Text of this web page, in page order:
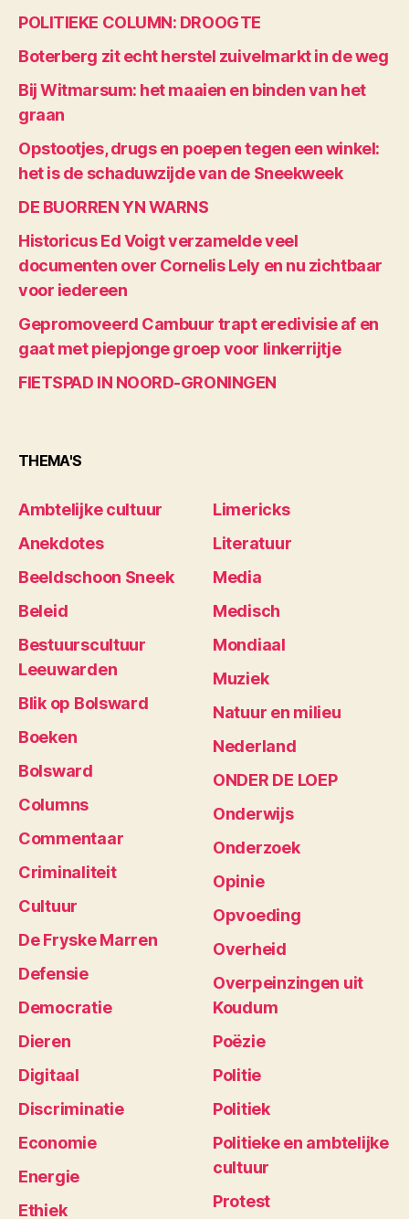
POLITIEKE COLUMN: DROOGTE
Boterberg zit echt herstel zuivelmarkt in de weg
Bij Witmarsum: het maaien en binden van het
graan
Opstootjes, drugs en poepen tegen een winkel:
het is de schaduwzijde van de Sneekweek
DE BUORREN YN WARNS
Historicus Ed Voigt verzamelde veel
documenten over Cornelis Lely en nu zichtbaar
voor iedereen
Gepromoveerd Cambuur trapt eredivisie af en
gaat met piepjonge groep voor linkerrijtje
FIETSPAD IN NOORD-GRONINGEN
THEMA'S
Ambtelijke cultuur
Anekdotes
Beeldschoon Sneek
Beleid
Bestuurscultuur
Leeuwarden
Blik op Bolsward
Boeken
Bolsward
Columns
Commentaar
Criminaliteit
Cultuur
De Fryske Marren
Defensie
Democratie
Dieren
Digitaal
Discriminatie
Economie
Energie
Ethiek
Limericks
Literatuur
Media
Medisch
Mondiaal
Muziek
Natuur en milieu
Nederland
ONDER DE LOEP
Onderwijs
Onderzoek
Opinie
Opvoeding
Overheid
Overpeinzingen uit
Koudum
Poëzie
Politie
Politiek
Politieke en ambtelijke
cultuur
Protest